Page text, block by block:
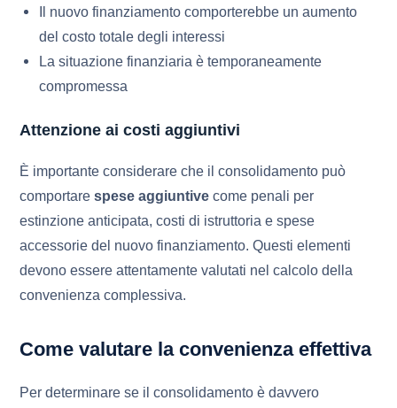
Il nuovo finanziamento comporterebbe un aumento
del costo totale degli interessi
La situazione finanziaria è temporaneamente
compromessa
Attenzione ai costi aggiuntivi
È importante considerare che il consolidamento può
comportare spese aggiuntive come penali per
estinzione anticipata, costi di istruttoria e spese
accessorie del nuovo finanziamento. Questi elementi
devono essere attentamente valutati nel calcolo della
convenienza complessiva.
Come valutare la convenienza effettiva
Per determinare se il consolidamento è davvero